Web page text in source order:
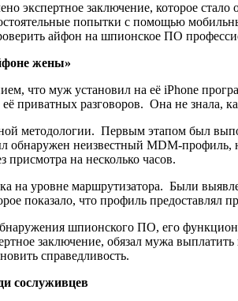
экспертное заключение, которое
попытки с помощью
айфон на шпионское ПО
жены»
что муж установил на её iPhone
приватных разговоров. Она не
методологии. Первым этапом был
неизвестный MDM-
присмотра на несколько часов.
на уровне маршрутизатора. Были
показало, что профиль предоставлял
шпионского ПО, его
заключение, обязал мужа
справедливость.
сослуживцев